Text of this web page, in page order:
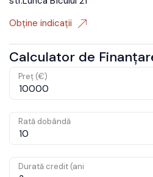
Obține indicații
Calculator de
Preț (€)
Rată dobândă
Durată credit (ani